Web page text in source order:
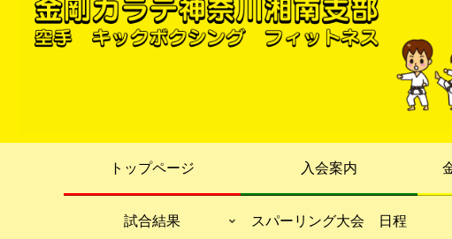
トップページ 入会案内
試合結果 スパーリング大会 日程